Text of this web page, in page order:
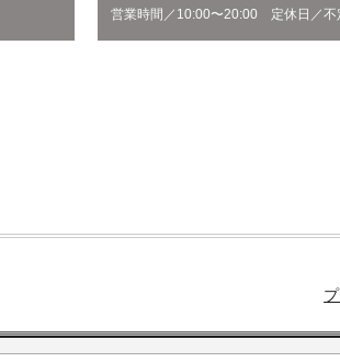
営業時間／10:00〜20:00 定休日／不